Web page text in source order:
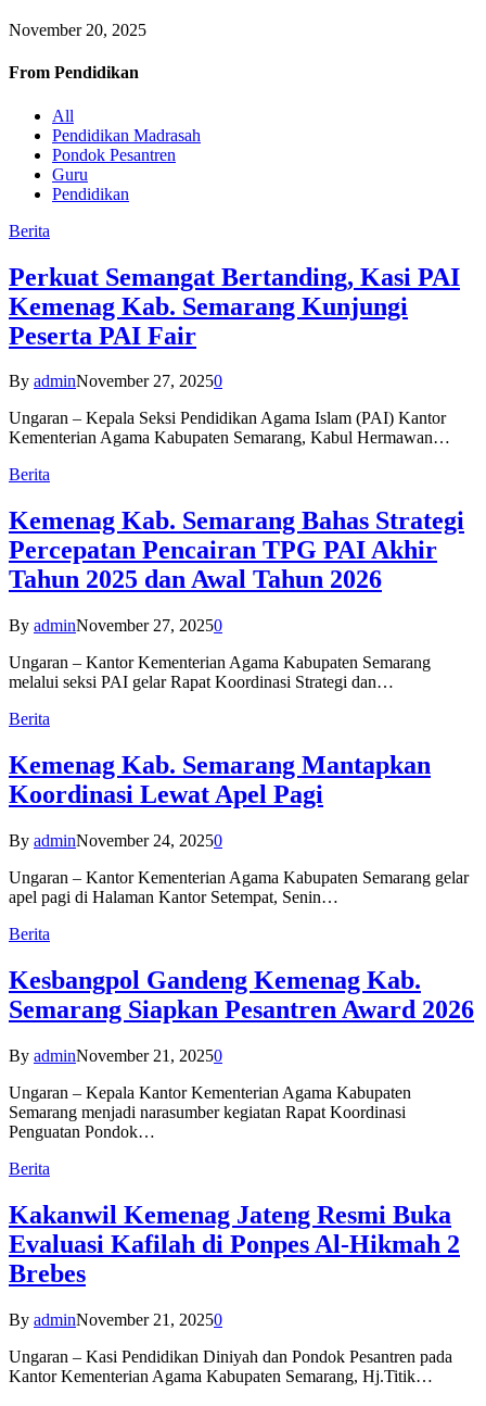
November 20, 2025
From Pendidikan
All
Pendidikan Madrasah
Pondok Pesantren
Guru
Pendidikan
Berita
Perkuat Semangat Bertanding, Kasi PAI
Kemenag Kab. Semarang Kunjungi
Peserta PAI Fair
By adminNovember 27, 20250
Ungaran – Kepala Seksi Pendidikan Agama Islam (PAI) Kantor
Kementerian Agama Kabupaten Semarang, Kabul Hermawan…
Berita
Kemenag Kab. Semarang Bahas Strategi
Percepatan Pencairan TPG PAI Akhir
Tahun 2025 dan Awal Tahun 2026
By adminNovember 27, 20250
Ungaran – Kantor Kementerian Agama Kabupaten Semarang
melalui seksi PAI gelar Rapat Koordinasi Strategi dan…
Berita
Kemenag Kab. Semarang Mantapkan
Koordinasi Lewat Apel Pagi
By adminNovember 24, 20250
Ungaran – Kantor Kementerian Agama Kabupaten Semarang gelar
apel pagi di Halaman Kantor Setempat, Senin…
Berita
Kesbangpol Gandeng Kemenag Kab.
Semarang Siapkan Pesantren Award 2026
By adminNovember 21, 20250
Ungaran – Kepala Kantor Kementerian Agama Kabupaten
Semarang menjadi narasumber kegiatan Rapat Koordinasi
Penguatan Pondok…
Berita
Kakanwil Kemenag Jateng Resmi Buka
Evaluasi Kafilah di Ponpes Al-Hikmah 2
Brebes
By adminNovember 21, 20250
Ungaran – Kasi Pendidikan Diniyah dan Pondok Pesantren pada
Kantor Kementerian Agama Kabupaten Semarang, Hj.Titik…